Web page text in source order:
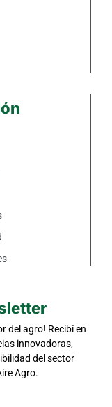
del agro! Recibí en
innovadoras,
del sector
Agro.